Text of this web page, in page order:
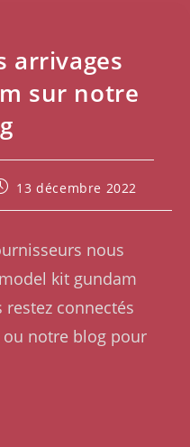
arrivages
sur notre
13 décembre 2022
nous
kit gundam
connectés
ou notre blog pour